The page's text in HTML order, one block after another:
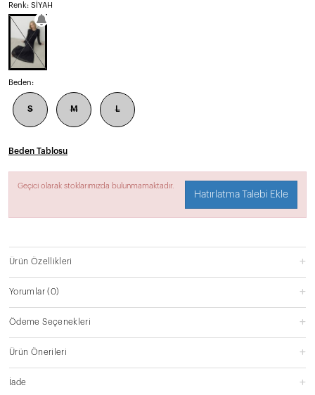
Renk: SİYAH
Beden:
S M L
Beden Tablosu
Geçici olarak stoklarımızda bulunmamaktadır.
Hatırlatma Talebi Ekle
Ürün Özellikleri
Yorumlar(0)
Ödeme Seçenekleri
Ürün Önerileri
İade